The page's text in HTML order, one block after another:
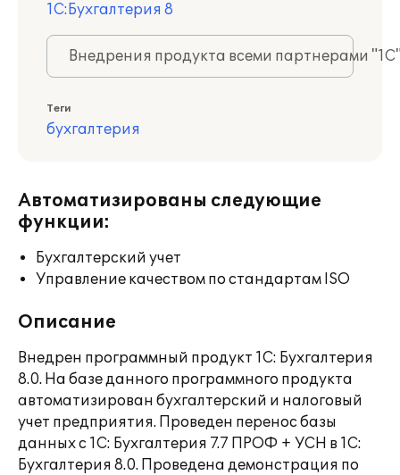
1С:Бухгалтерия 8
Внедрения продукта всеми партнерами
Теги
бухгалтерия
Автоматизированы следующие
функции:
Бухгалтерский учет
Управление качеством по стандартам ISO
Описание
Внедрен программный продукт 1С: Бухгалтерия
8.0. На базе данного программного продукта
автоматизирован бухгалтерский и налоговый
учет предприятия. Проведен перенос базы
данных с 1С: Бухгалтерия 7.7 ПРОФ + УСН в 1С:
Бухгалтерия 8.0. Проведена демонстрация по